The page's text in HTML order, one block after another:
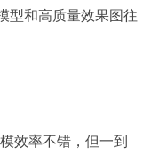
型和高质量效果图往
效率不错，但一到